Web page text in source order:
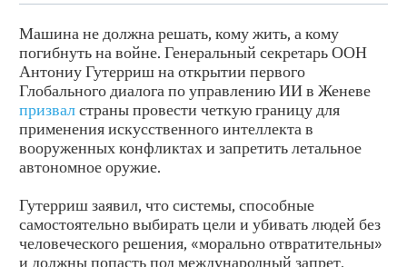
Машина не должна решать, кому жить, а кому
погибнуть на войне. Генеральный секретарь ООН
Антониу Гутерриш на открытии первого
Глобального диалога по управлению ИИ в Женеве
призвалстраны провести четкую границу для
применения искусственного интеллекта в
вооруженных конфликтах и запретить летальное
автономное оружие.
Гутерриш заявил, что системы, способные
самостоятельно выбирать цели и убивать людей без
человеческого решения, «морально отвратительны»
и должны попасть под международный запрет.